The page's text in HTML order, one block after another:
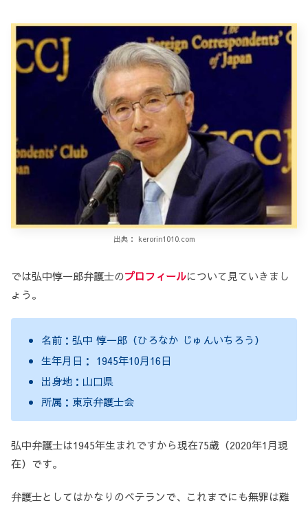
出典： kerorin1010.com
では弘中惇一郎弁護士のプロフィールについて見ていきまし
ょう。
名前：弘中 惇一郎（ひろなか じゅんいちろう）
生年月日： 1945年10月16日
出身地：山口県
所属：東京弁護士会
弘中弁護士は1945年生まれですから現在75歳（2020年1月現
在）です。
弁護士としてはかなりのベテランで、これまでにも無罪は難